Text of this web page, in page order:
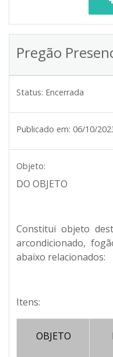
Pregão
Status: Encerrada
Publicado em: 06/10/
Objeto:
DO OBJETO
Constitui objeto
arcondicionado,
abaixo relacionados:
Itens:
OBJETO